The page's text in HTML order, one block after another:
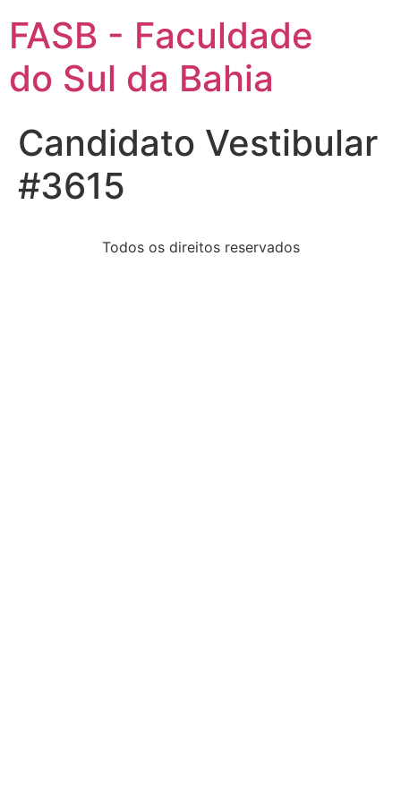
FASB - Faculdade
do Sul da Bahia
Candidato Vestibular
#3615
Todos os direitos reservados